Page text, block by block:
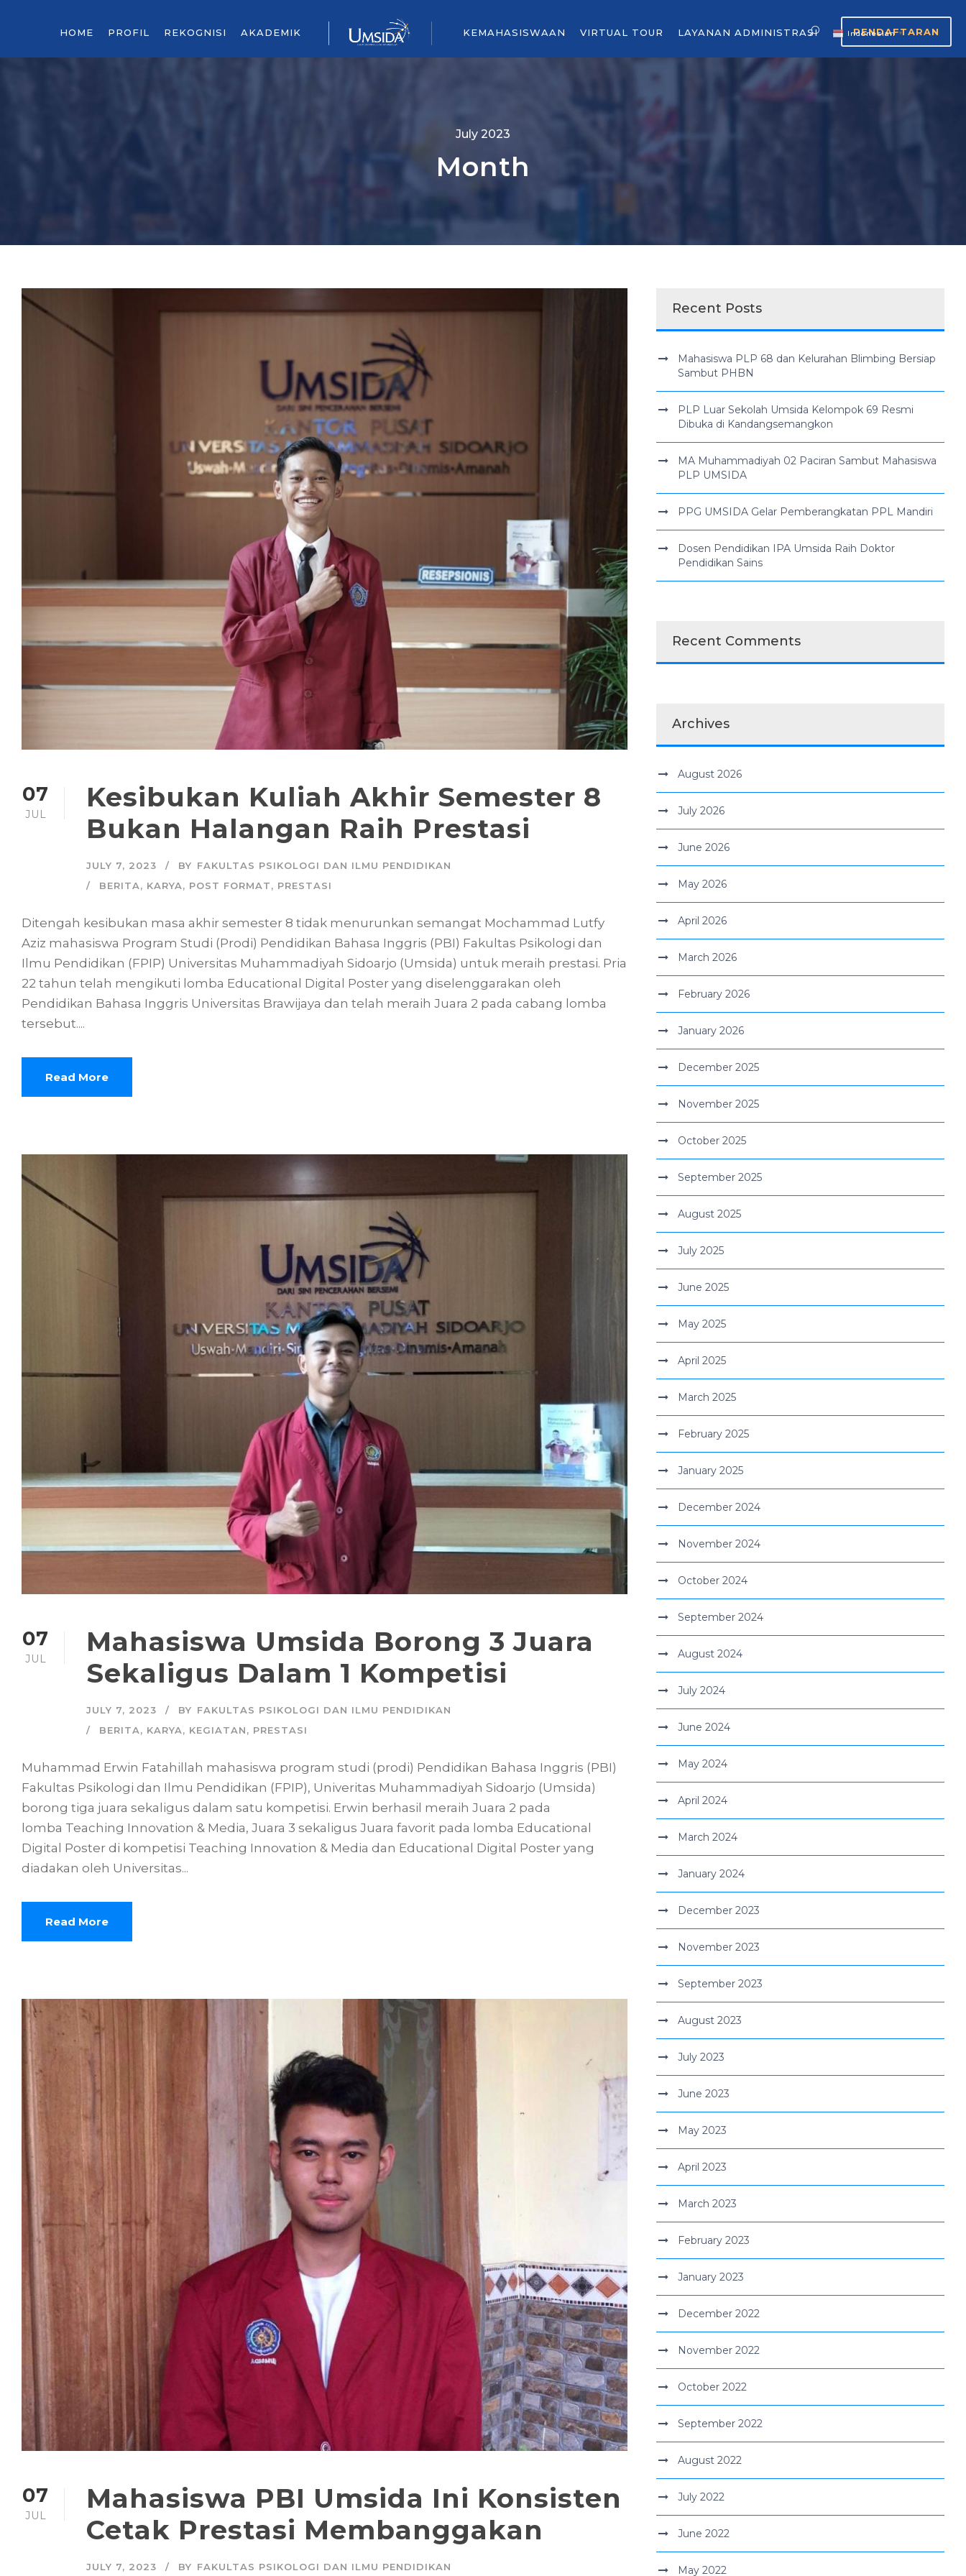
HOME PROFIL REKOGNISI AKADEMIK KEMAHASISWAAN VIRTUAL TOUR LAYANAN ADMINISTRASI Indonesian ▼
PENDAFTARAN
July 2023
Month
07
JUL
Kesibukan Kuliah Akhir Semester 8
Bukan Halangan Raih Prestasi
JULY 7, 2023 BY FAKULTAS PSIKOLOGI DAN ILMU PENDIDIKAN
BERITA, KARYA, POST FORMAT, PRESTASI
Ditengah kesibukan masa akhir semester 8 tidak menurunkan semangat Mochammad Lutfy
Aziz mahasiswa Program Studi (Prodi) Pendidikan Bahasa Inggris (PBI) Fakultas Psikologi dan
Ilmu Pendidikan (FPIP) Universitas Muhammadiyah Sidoarjo (Umsida) untuk meraih prestasi. Pria
22 tahun telah mengikuti lomba Educational Digital Poster yang diselenggarakan oleh
Pendidikan Bahasa Inggris Universitas Brawijaya dan telah meraih Juara 2 pada cabang lomba
tersebut....
Read More
07
JUL
Mahasiswa Umsida Borong 3 Juara
Sekaligus Dalam 1 Kompetisi
JULY 7, 2023 BY FAKULTAS PSIKOLOGI DAN ILMU PENDIDIKAN
BERITA, KARYA, KEGIATAN, PRESTASI
Muhammad Erwin Fatahillah mahasiswa program studi (prodi) Pendidikan Bahasa Inggris (PBI)
Fakultas Psikologi dan Ilmu Pendidikan (FPIP), Univeritas Muhammadiyah Sidoarjo (Umsida)
borong tiga juara sekaligus dalam satu kompetisi. Erwin berhasil meraih Juara 2 pada
lomba Teaching Innovation & Media, Juara 3 sekaligus Juara favorit pada lomba Educational
Digital Poster di kompetisi Teaching Innovation & Media dan Educational Digital Poster yang
diadakan oleh Universitas...
Read More
07
JUL
Mahasiswa PBI Umsida Ini Konsisten
Cetak Prestasi Membanggakan
JULY 7, 2023 BY FAKULTAS PSIKOLOGI DAN ILMU PENDIDIKAN
Recent Posts
Mahasiswa PLP 68 dan Kelurahan Blimbing Bersiap
Sambut PHBN
PLP Luar Sekolah Umsida Kelompok 69 Resmi
Dibuka di Kandangsemangkon
MA Muhammadiyah 02 Paciran Sambut Mahasiswa
PLP UMSIDA
PPG UMSIDA Gelar Pemberangkatan PPL Mandiri
Dosen Pendidikan IPA Umsida Raih Doktor
Pendidikan Sains
Recent Comments
Archives
August 2026
July 2026
June 2026
May 2026
April 2026
March 2026
February 2026
January 2026
December 2025
November 2025
October 2025
September 2025
August 2025
July 2025
June 2025
May 2025
April 2025
March 2025
February 2025
January 2025
December 2024
November 2024
October 2024
September 2024
August 2024
July 2024
June 2024
May 2024
April 2024
March 2024
January 2024
December 2023
November 2023
September 2023
August 2023
July 2023
June 2023
May 2023
April 2023
March 2023
February 2023
January 2023
December 2022
November 2022
October 2022
September 2022
August 2022
July 2022
June 2022
May 2022